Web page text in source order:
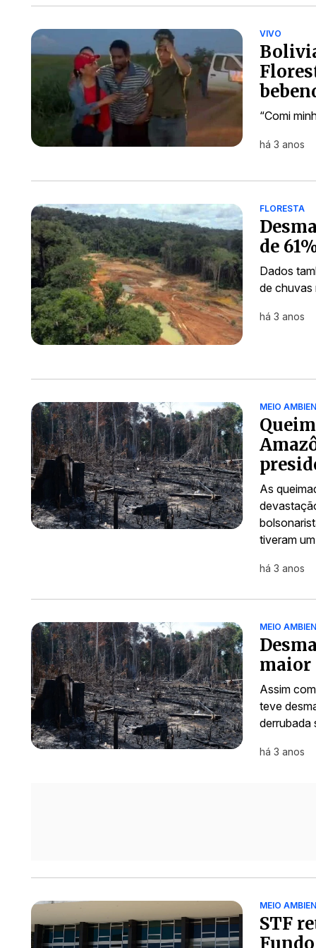
VIVO
“Comi
há 3 anos
FLORESTA
de
Dados
de chuvas
há 3 anos
MEIO
As
tiveram
há 3 anos
MEIO
maior
Assim
teve
derrubada
há 3 anos
MEIO
STF